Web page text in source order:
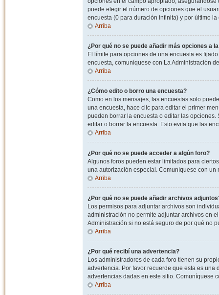
puede elegir el número de opciones que el
encuesta (0 para duración infinita) y por último
Arriba
¿Por qué no se puede añadir más opciones a
El límite para opciones de una encuesta es
encuesta, comuníquese con La Administración
Arriba
¿Cómo edito o borro una encuesta?
Como en los mensajes, las encuestas solo
una encuesta, hace clic para editar el primer
pueden borrar la encuesta o editar las
editar o borrar la encuesta. Esto evita que las
Arriba
¿Por qué no se puede acceder a algún foro?
Algunos foros pueden estar limitados para
una autorización especial. Comuníquese con
Arriba
¿Por qué no se puede añadir archivos
Los permisos para adjuntar archivos son
administración no permite adjuntar archivos en
Administración si no está seguro de por qué no
Arriba
¿Por qué recibí una advertencia?
Los administradores de cada foro tienen su
advertencia. Por favor recuerde que esta es
advertencias dadas en este sitio. Comuníquese
Arriba